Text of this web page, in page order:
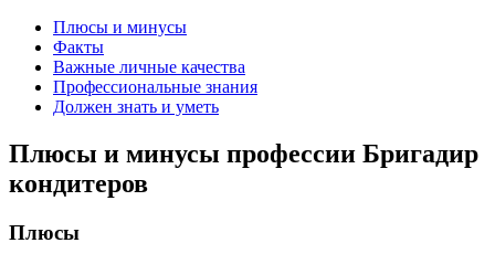
Плюсы и минусы
Факты
Важные личные качества
Профессиональные знания
Должен знать и уметь
Плюсы и минусы профессии Бригадир
кондитеров
Плюсы